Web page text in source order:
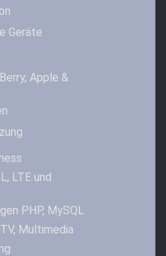
Geräte
Apple &
LTE und
PHP, MySQL
Multimedia